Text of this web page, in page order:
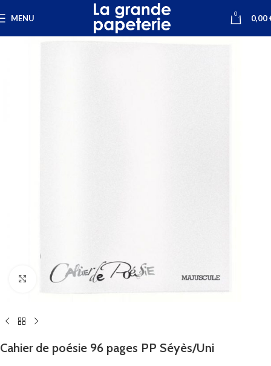
MENU 0 0,00
Cliquez pour agrandir
Cahier de poésie 96 pages PP Séyès/Uni